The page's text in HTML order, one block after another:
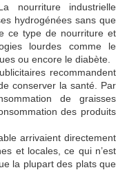
nourriture industrielle
hydrogénées sans que
ce type de nourriture et
lourdes comme le
ou encore le diabète.
recommandent
conserver la santé. Par
de graisses
des produits
arrivaient directement
et locales, ce qui n’est
la plupart des plats que